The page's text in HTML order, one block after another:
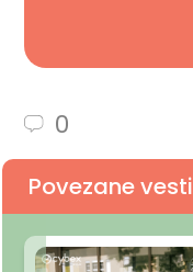
0
Povezane vesti